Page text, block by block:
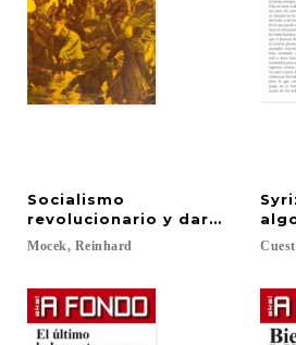
Socialismo
revolucionario y darwinismo
Mocek, Reinhard